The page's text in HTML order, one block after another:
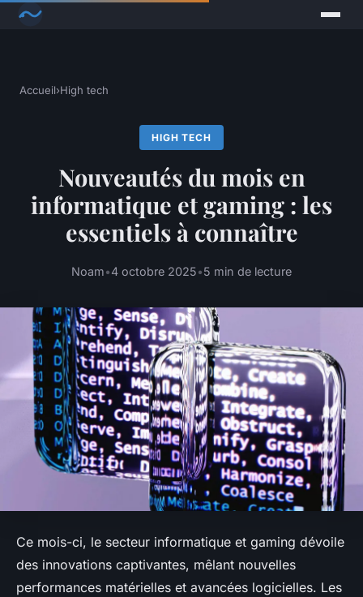
Accueil›High tech
HIGH TECH
Nouveautés du mois en
informatique et gaming : les
essentiels à connaître
Noam•4 octobre 2025•5 min de lecture
Ce mois-ci, le secteur informatique et gaming dévoile
des innovations captivantes, mêlant nouvelles
performances matérielles et avancées logicielles. Les